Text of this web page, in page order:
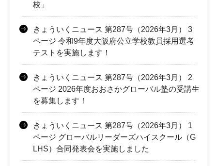
校」
きょういくニュース 第287号（2026年3月） 3
ページ 令和9年度大阪府公立学校教員採用選考
テストを実施します！
きょういくニュース 第287号（2026年3月） 2
ページ 2026年度おおさかグローバル塾の受講生
を募集します！
きょういくニュース 第287号（2026年3月） 1
ページ グローバルリーダーズハイスクール（G
LHS）合同発表会を実施しました